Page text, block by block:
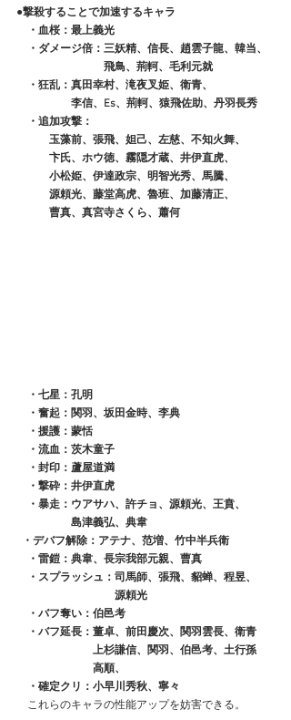
●撃殺することで加速するキャラ
・血桜：最上義光
・ダメージ倍：三妖精、信長、趙雲子龍、韓当、
飛鳥、荊軻、毛利元就
・狂乱：真田幸村、滝夜叉姫、衛青、
李信、Es、荊軻、猿飛佐助、丹羽長秀
・追加攻撃：
玉藻前、張飛、妲己、左慈、不知火舞、
卞氏、ホウ徳、霧隠才蔵、井伊直虎、
小松姫、伊達政宗、明智光秀、馬騰、
源頼光、藤堂高虎、魯班、加藤清正、
曹真、真宮寺さくら、蕭何
・七星：孔明
・奮起：関羽、坂田金時、李典
・援護：蒙恬
・流血：茨木童子
・封印：蘆屋道満
・撃砕：井伊直虎
・暴走：ウアサハ、許チョ、源頼光、王賁、
島津義弘、典韋
  ・デバフ解除：アテナ、范増、竹中半兵衛
・雷鎧：典韋、長宗我部元親、曹真
・スプラッシュ：司馬師、張飛、貂蝉、程昱、
源頼光
・バフ奪い：伯邑考
・バフ延長：董卓、前田慶次、関羽雲長、衛青
上杉謙信、関羽、伯邑考、土行孫
高順、
・確定クリ：小早川秀秋、寧々
これらのキャラの性能アップを妨害できる。